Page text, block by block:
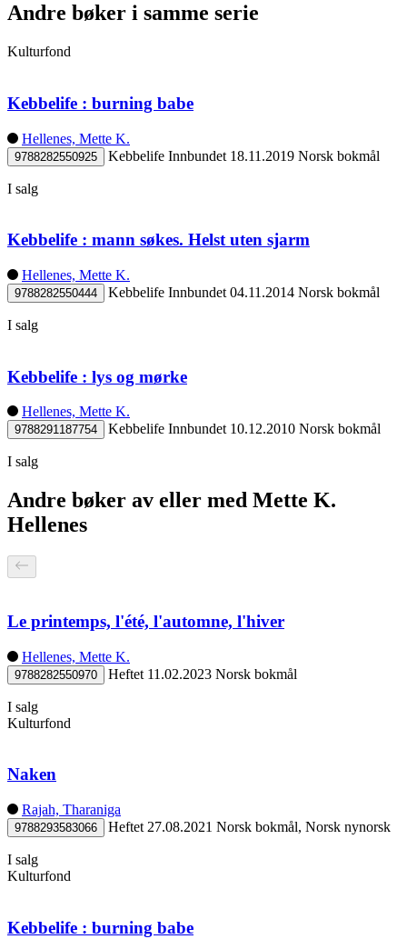
Andre bøker i samme serie
Kulturfond
Kebbelife : burning babe
Hellenes, Mette K.
9788282550925 Kebbelife Innbundet 18.11.2019 Norsk bokmål
I salg
Kebbelife : mann søkes. Helst uten sjarm
Hellenes, Mette K.
9788282550444 Kebbelife Innbundet 04.11.2014 Norsk bokmål
I salg
Kebbelife : lys og mørke
Hellenes, Mette K.
9788291187754 Kebbelife Innbundet 10.12.2010 Norsk bokmål
I salg
Andre bøker av eller med Mette K.
Hellenes
Le printemps, l'été, l'automne, l'hiver
Hellenes, Mette K.
9788282550970 Heftet 11.02.2023 Norsk bokmål
I salg
Kulturfond
Naken
Rajah, Tharaniga
9788293583066 Heftet 27.08.2021 Norsk bokmål, Norsk nynorsk
I salg
Kulturfond
Kebbelife : burning babe